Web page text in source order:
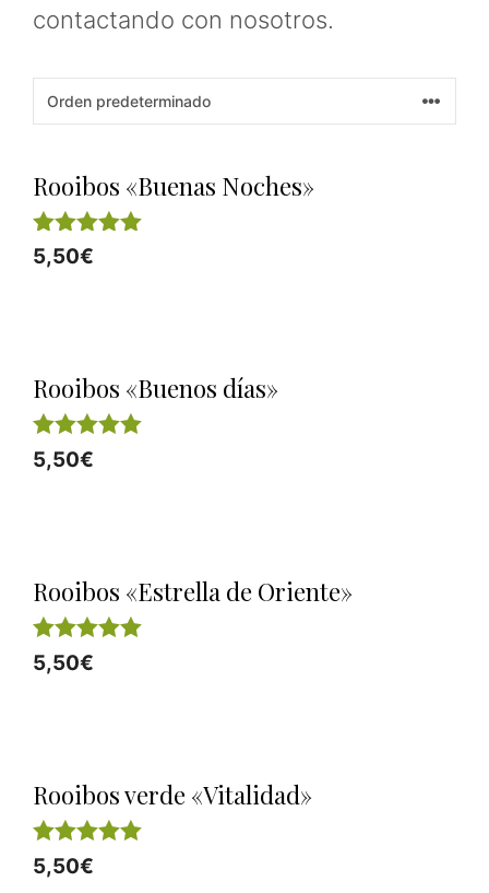
contactando con nosotros.
Rooibos «Buenas Noches»
5.00
de 5
5,50€
Rooibos «Buenos días»
5.00
de 5
5,50€
Rooibos «Estrella de Oriente»
5.00
de 5
5,50€
Rooibos verde «Vitalidad»
5.00
de 5
5,50€